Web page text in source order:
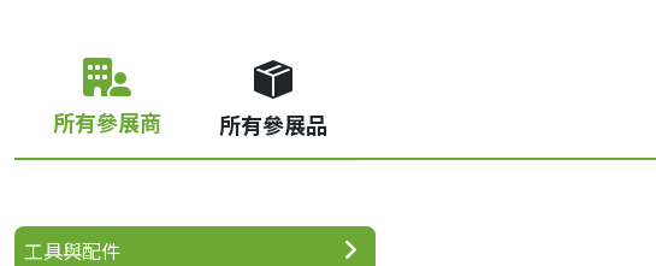
所有參展商 所有參展品
工具與配件